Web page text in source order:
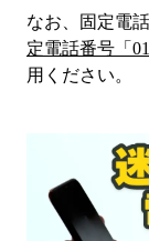
なお、固定電
定電話番号「
用ください。